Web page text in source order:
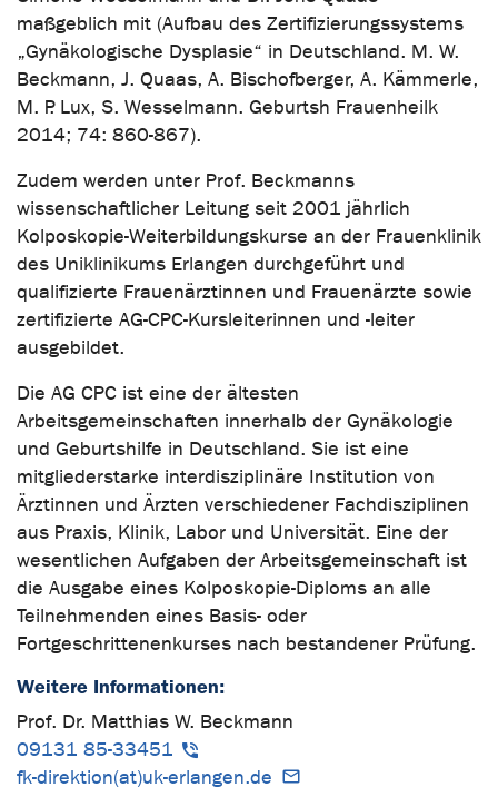
maßgeblich mit (Aufbau des Zertifizierungssystems
„Gynäkologische Dysplasie“ in Deutschland. M. W.
Beckmann, J. Quaas, A. Bischofberger, A. Kämmerle,
M. P. Lux, S. Wesselmann. Geburtsh Frauenheilk
2014; 74: 860-867).
Zudem werden unter Prof. Beckmanns
wissenschaftlicher Leitung seit 2001 jährlich
Kolposkopie-Weiterbildungskurse an der Frauenklinik
des Uniklinikums Erlangen durchgeführt und
qualifizierte Frauenärztinnen und Frauenärzte sowie
zertifizierte AG-CPC-Kursleiterinnen und -leiter
ausgebildet.
Die AG CPC ist eine der ältesten
Arbeitsgemeinschaften innerhalb der Gynäkologie
und Geburtshilfe in Deutschland. Sie ist eine
mitgliederstarke interdisziplinäre Institution von
Ärztinnen und Ärzten verschiedener Fachdisziplinen
aus Praxis, Klinik, Labor und Universität. Eine der
wesentlichen Aufgaben der Arbeitsgemeinschaft ist
die Ausgabe eines Kolposkopie-Diploms an alle
Teilnehmenden eines Basis- oder
Fortgeschrittenenkurses nach bestandener Prüfung.
Weitere Informationen:
Prof. Dr. Matthias W. Beckmann
09131 85-33451
fk-direktion(at)uk-erlangen.de